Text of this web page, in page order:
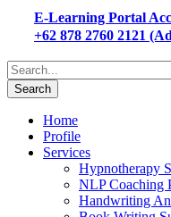
E-Learning Portal
+62 878 2760 2121
Home
Profile
Services
Hypnotherapy
NLP Coaching
Handwriting